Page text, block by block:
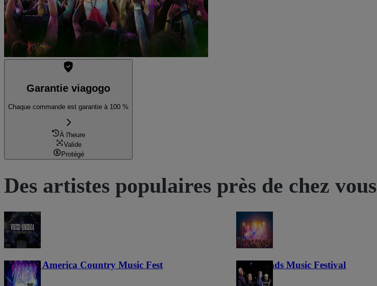
Garantie viagogo
Chaque commande est garantie à 100 %
À l'heure
Valide
Protégé
Des artistes populaires près de chez vous
Voices of America Country Music Fest
36
Lost Lands Music Festival
121